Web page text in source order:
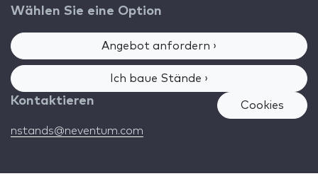
Wählen Sie eine Option
Angebot anfordern ›
Ich baue Stände ›
Kontaktieren
nstands@neventum.com
Cookies